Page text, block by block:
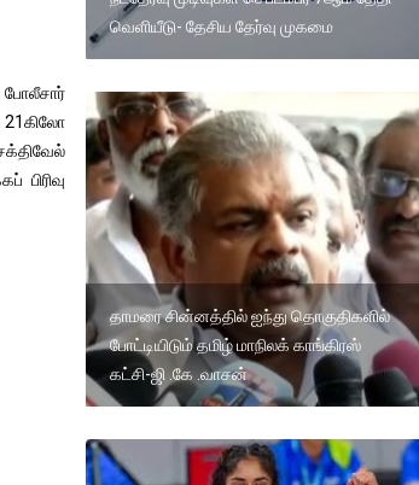
போலீசார்
வெளியீடு- தேசிய தேர்வு முகமை
தாமரை சின்னத்தில் ஐந்து தொகுதிகளில்
போட்டியிடும் தமிழ் மாநிலக் காங்கிரஸ்
கட்சி-ஜி .கே .வாசன்